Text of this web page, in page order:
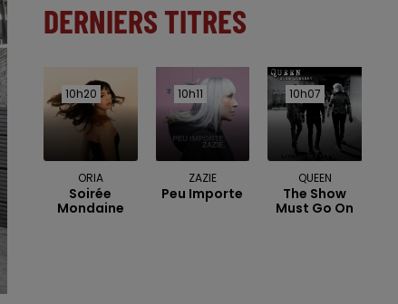
DERNIERS TITRES
10h20
10h20
ORIA
Soirée
Mondaine
10h11
10h11
ZAZIE
Peu Importe
10h07
10h07
QUEEN
The Show
Must Go On